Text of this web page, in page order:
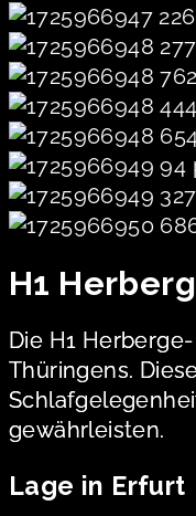
H1
Die H1
Thüringens.
gewährleisten.
Lage in Erfurt